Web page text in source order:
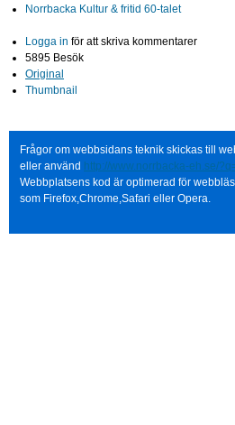
Norrbacka Kultur & fritid 60-talet
Logga in för att skriva kommentarer
5895 Besök
Original
Thumbnail
Frågor om webbsidans teknik skickas till
eller använd http://www.norrbacka-eh.se/
Webbplatsens kod är optimerad för
som Firefox,Chrome,Safari eller Opera.